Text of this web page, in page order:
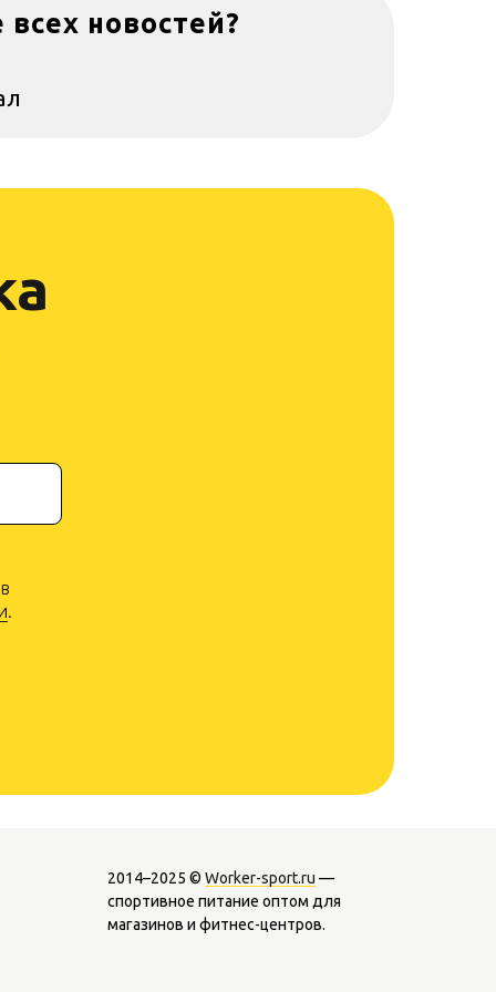
новостей?
.
2014–2025 © Worker-sport.ru —
спортивное питание оптом для
магазинов и фитнес-центров.